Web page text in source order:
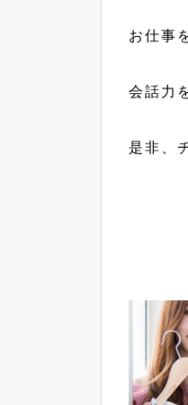
お仕事
会話力
是非、